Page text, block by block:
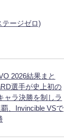
テージゼロ)
2026結果まと
選手が史上初の
ャラ決勝を制しラ
、Invincible VSで